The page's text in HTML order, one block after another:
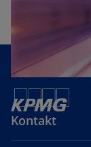
Kontakt